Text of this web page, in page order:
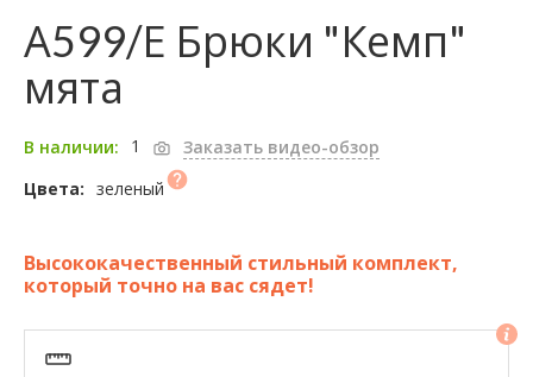
А599/Е Брюки "Кемп"
мята
В наличии: 1
Заказать видео-обзор
Цвета: зеленый
Высококачественный стильный комплект,
который точно на вас сядет!